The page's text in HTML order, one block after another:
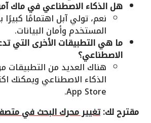
هل الذكاء الاصطناعي في ماك
نعم، تولي آبل اهتمامًا
المستخدم وأمان البيانات.
ما هي التطبيقات الأخرى التي
الاصطناعي؟
هناك العديد من التطبيقات
الذكاء الاصطناعي ويمكنك
App Store.
مقترح لك:تغيير محرك البحث في